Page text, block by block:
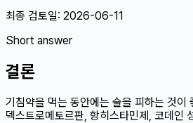
최종 검토일: 2026-06-11
Short answer
결론
기침약을 먹는 동안에는 술을 피하는 것이
덱스트로메토르판, 항히스타민제, 코데인